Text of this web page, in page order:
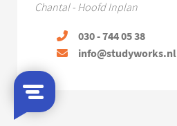
Chantal - Hoofd Inplan
030 - 744 05 38
info@studyworks.nl